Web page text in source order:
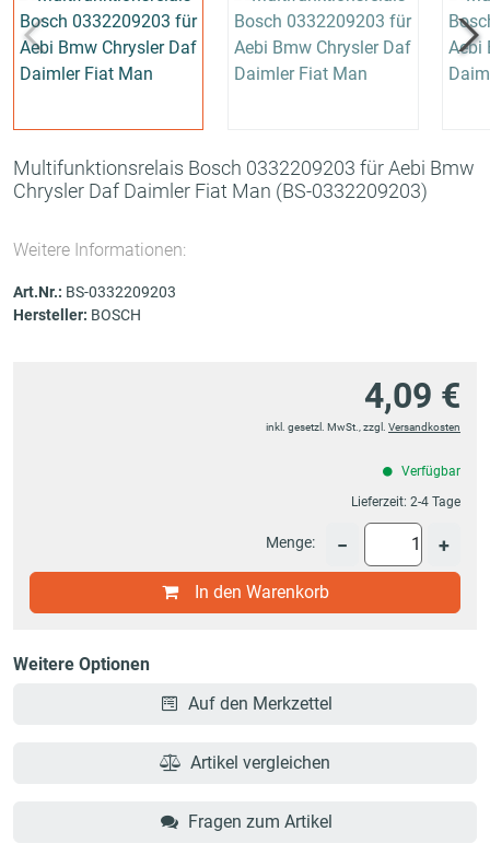
Multifunktionsrelais Bosch 0332209203 für Aebi Bmw
Chrysler Daf Daimler Fiat Man (BS-0332209203)
Weitere Informationen:
Art.Nr.: BS-0332209203
Hersteller: BOSCH
4,09 €
inkl. gesetzl. MwSt., zzgl. Versandkosten
Verfügbar
Lieferzeit: 2-4 Tage
Menge: − +
In den Warenkorb
Weitere Optionen
Auf den Merkzettel
Artikel vergleichen
Fragen zum Artikel